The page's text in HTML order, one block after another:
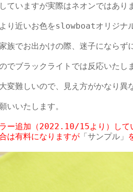
ていますが実際はネオンではあり
り近いお色をslowboatオリジナ
族でお出かけの際、迷子にならず
でブラックライトでは反応いたし
変難しいので、見え方がかなり異
いいたします。
ー追加（2022.10/15より）して
は有料になりますが 「サンプル」